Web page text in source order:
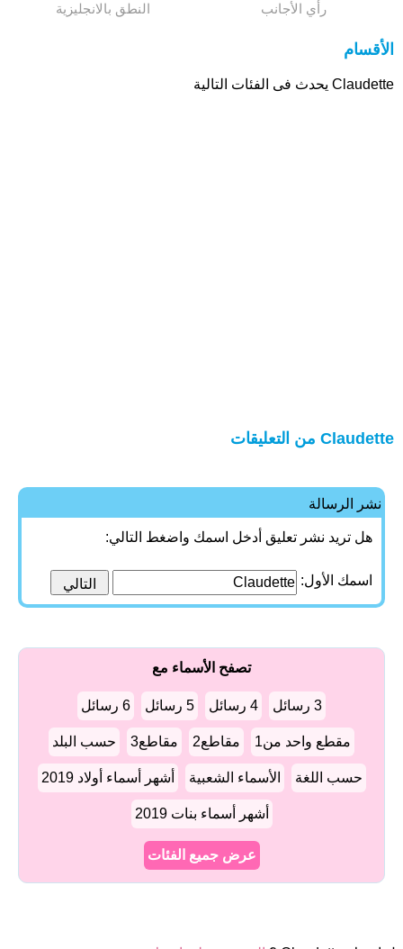
النطق بالانجليزية رأي الأجانب
الأقسام
Claudette يحدث فى الفئات التالية
Claudette من التعليقات
نشر الرسالة
هل تريد نشر تعليق أدخل اسمك واضغط التالي:
اسمك الأول:
تصفح الأسماء مع
3 رسائل 4 رسائل 5 رسائل 6 رسائل
مقطع واحد من1 مقاطع2 مقاطع3 حسب البلد
حسب اللغة الأسماء الشعبية أشهر أسماء أولاد 2019
أشهر أسماء بنات 2019
عرض جميع الفئات